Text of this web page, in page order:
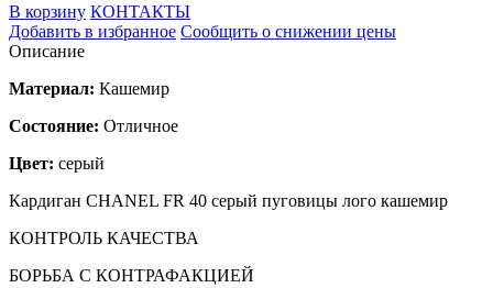
В корзину КОНТАКТЫ
Добавить в избранное Сообщить о снижении цены
Описание
Материал: Кашемир
Состояние: Отличное
Цвет: серый
Кардиган CHANEL FR 40 серый пуговицы лого кашемир
КОНТРОЛЬ КАЧЕСТВА
БОРЬБА С КОНТРАФАКЦИЕЙ